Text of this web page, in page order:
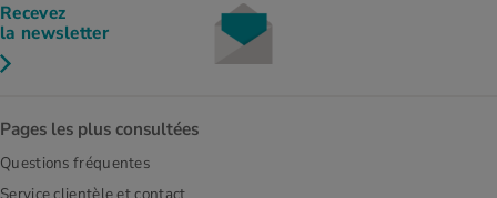
Recevez
la newsletter
Pages les plus consultées
Questions fréquentes